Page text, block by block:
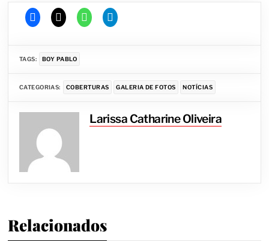
TAGS: BOY PABLO
CATEGORIAS: COBERTURAS GALERIA DE FOTOS NOTÍCIAS
Larissa Catharine Oliveira
Relacionados